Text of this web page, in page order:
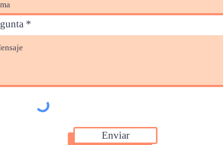
Enviar